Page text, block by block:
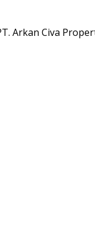
Arkan Civa